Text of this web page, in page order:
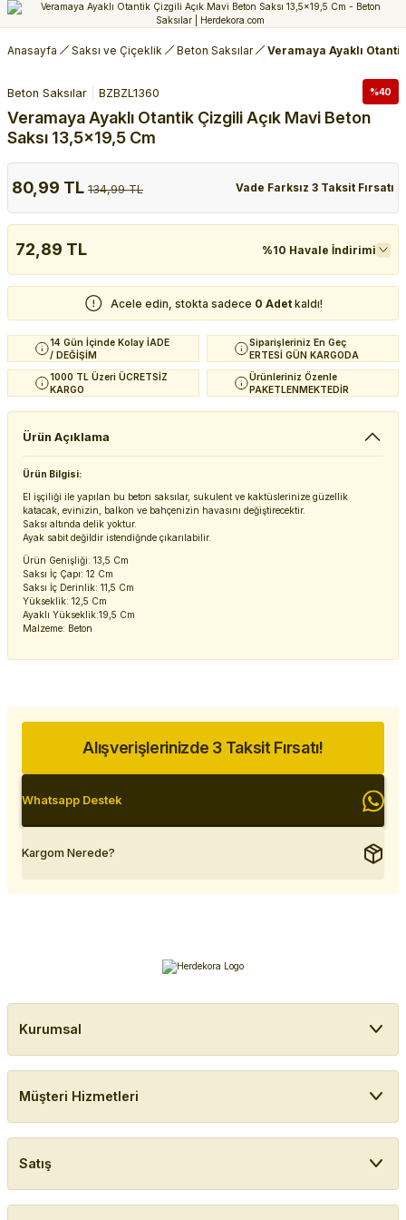
Anasayfa Saksı ve Çiçeklik Beton Saksılar Veramaya Ayaklı
%40
Beton Saksılar BZBZL1360
Veramaya Ayaklı Otantik Çizgili Açık Mavi Beton
Saksı 13,5x19,5 Cm
80,99 TL 134,99 TL Vade Farksız 3 Taksit Fırsatı
72,89 TL %10 Havale İndirimi
Acele edin, stokta sadece 0 Adet kaldı!
14 Gün İçinde Kolay İADE
/ DEĞİŞİM
Siparişleriniz En Geç
ERTESİ GÜN KARGODA
1000 TL Üzeri ÜCRETSİZ
KARGO
Ürünleriniz Özenle
PAKETLENMEKTEDİR
Ürün Açıklama
Ürün Bilgisi:
El işçiliği ile yapılan bu beton saksılar, sukulent ve kaktüslerinize güzellik
katacak, evinizin, balkon ve bahçenizin havasını değiştirecektir.
Saksı altında delik yoktur.
Ayak sabit değildir istendiğnde çıkarılabilir.
Ürün Genişliği: 13,5 Cm
Saksı İç Çapı: 12 Cm
Saksı İç Derinlik: 11,5 Cm
Yükseklik: 12,5 Cm
Ayaklı Yükseklik:19,5 Cm
Malzeme: Beton
Alışverişlerinizde 3 Taksit Fırsatı!
Whatsapp Destek
Kargom Nerede?
Kurumsal
Müşteri Hizmetleri
Satış